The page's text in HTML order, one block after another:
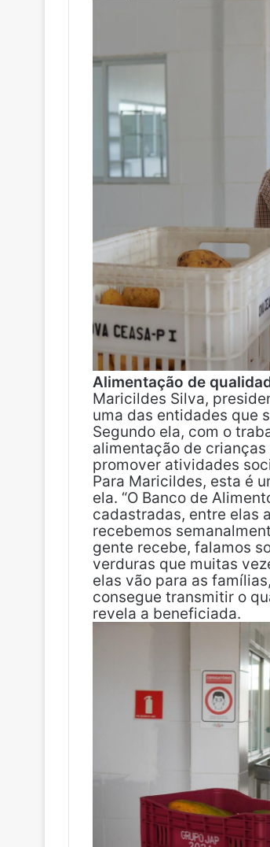
Alimentação de
Maricildes Silva,
uma das entidades que
Segundo ela, com o
alimentação de
promover atividades
Para Maricildes, esta é
ela. “O Banco de
cadastradas, entre elas
recebemos
gente recebe, falamos
verduras que muitas
elas vão para as
consegue transmitir o
revela a beneficiada.